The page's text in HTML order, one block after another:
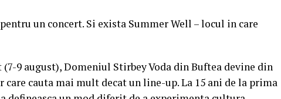
un concert. Si exista Summer Well – locul in care
9 august), Domeniul Stirbey Voda din Buftea devine din
cauta mai mult decat un line-up. La 15 ani de la prima